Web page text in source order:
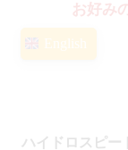
お好み
English
ハイドロスピー